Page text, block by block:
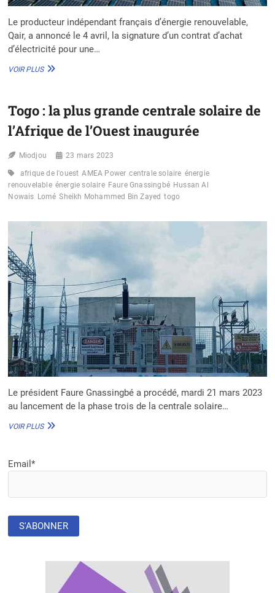
Le producteur indépendant français d’énergie renouvelable,
Qair, a annoncé le 4 avril, la signature d’un contrat d’achat
d’électricité pour une…
VOIR PLUSBIENTÔT
FLOTTANTE
5,8
AUX
Togo : la plus grande centrale solaire de
l’Afrique de l’Ouest inaugurée
Miodjou 23 mars 2023
afrique de l'ouest AMEA Power centrale solaire énergie
renouvelable énergie solaire Faure Gnassingbé Hussan Al
Nowais Lomé Sheikh Mohammed Bin Zayed togo
Le président Faure Gnassingbé a procédé, mardi 21 mars 2023
au lancement de la phase trois de la centrale solaire…
VOIR PLUSTOGO :
L’OUEST
INAUGURÉE
Email*